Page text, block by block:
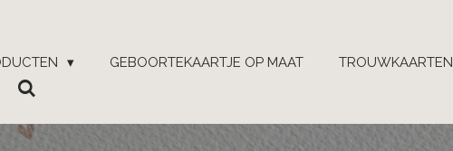
GEBOORTEKAARTJE OP MAAT TROUWKAARTEN